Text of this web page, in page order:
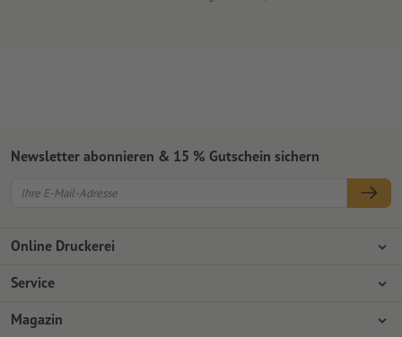
Online Druckerei
Über Onlineprinters
Presse
Service
Zahlungsarten
Magazin
Newsletter abonnieren & 15 % Gutschein sichern